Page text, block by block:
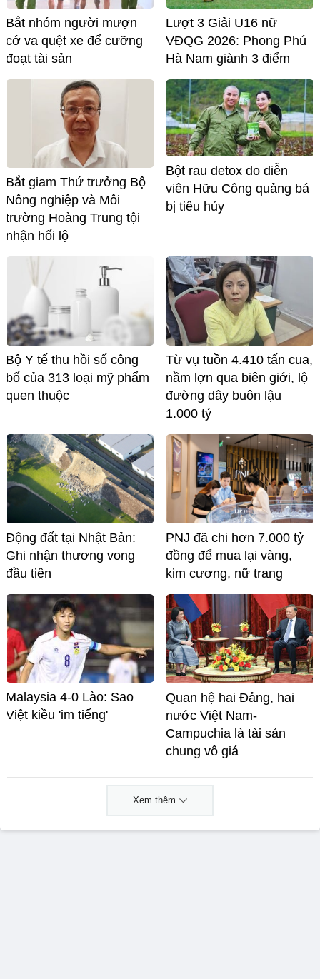
Bắt nhóm người mượn
cớ va quệt xe để cưỡng
đoạt tài sản
Lượt 3 Giải U16 nữ
VĐQG 2026: Phong Phú
Hà Nam giành 3 điểm
Bắt giam Thứ trưởng Bộ
Nông nghiệp và Môi
trường Hoàng Trung tội
nhận hối lộ
Bột rau detox do diễn
viên Hữu Công quảng bá
bị tiêu hủy
Bộ Y tế thu hồi số công
bố của 313 loại mỹ phẩm
quen thuộc
Từ vụ tuồn 4.410 tấn cua,
nầm lợn qua biên giới, lộ
đường dây buôn lậu
1.000 tỷ
Động đất tại Nhật Bản:
Ghi nhận thương vong
đầu tiên
PNJ đã chi hơn 7.000 tỷ
đồng để mua lại vàng,
kim cương, nữ trang
Malaysia 4-0 Lào: Sao
Việt kiều 'im tiếng'
Quan hệ hai Đảng, hai
nước Việt Nam-
Campuchia là tài sản
chung vô giá ​
Xem thêm